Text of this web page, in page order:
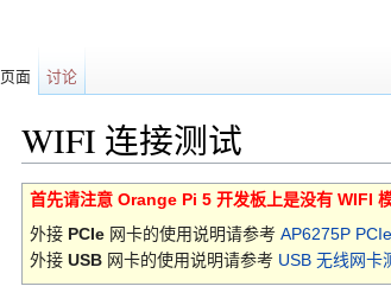
WIFI 连接测试
首先请注意 Orange Pi 5 开发板上是没有 WIFI
外接 PCIe网卡的使用说明请参考 AP6275P
外接 USB网卡的使用说明请参考 USB 无线网卡
页面 讨论